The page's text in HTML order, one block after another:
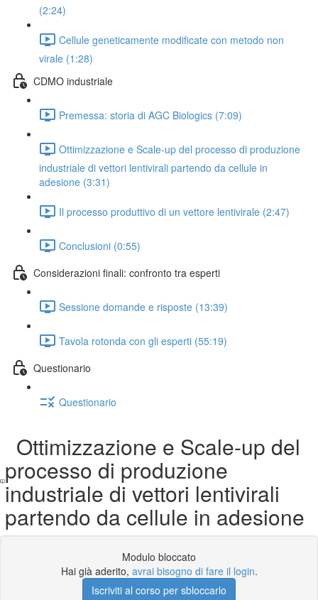
(2:24)
Cellule geneticamente modificate con metodo non
virale (1:28)
CDMO industriale
Premessa: storia di AGC Biologics (7:09)
Ottimizzazione e Scale-up del processo di produzione
industriale di vettori lentivirali partendo da cellule in
adesione (3:31)
Il processo produttivo di un vettore lentivirale (2:47)
Conclusioni (0:55)
Considerazioni finali: confronto tra esperti
Sessione domande e risposte (13:39)
Tavola rotonda con gli esperti (55:19)
Questionario
Questionario
Ottimizzazione e Scale-up del
processo di produzione
industriale di vettori lentivirali
partendo da cellule in adesione
Modulo bloccato
Hai già aderito, avrai bisogno di fare il login.
Iscriviti al corso per sbloccarlo